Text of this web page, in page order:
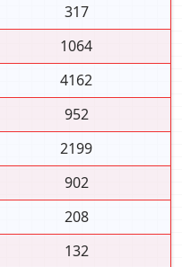
317
1064
4162
952
2199
902
208
132